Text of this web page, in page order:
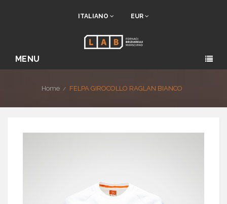
ITALIANO EUR
MENU
Home FELPA GIROCOLLO RAGLAN BIANCO